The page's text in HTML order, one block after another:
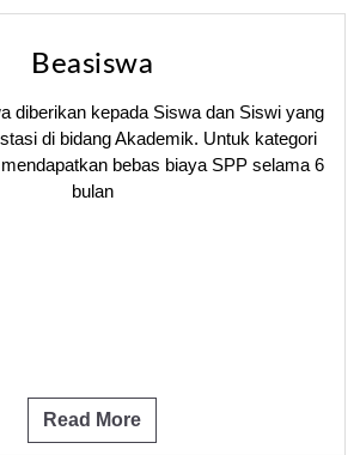
Beasiswa
diberikan kepada Siswa dan Siswi yang
di bidang Akademik. Untuk kategori
bebas biaya SPP selama 6
bulan
Read More